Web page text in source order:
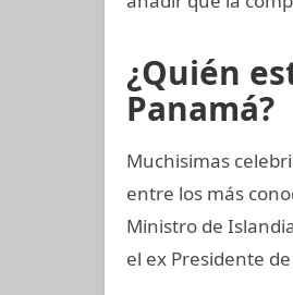
¿Quién
Panamá?
Muchisimas
entre los más
Ministro de
el ex Presidente